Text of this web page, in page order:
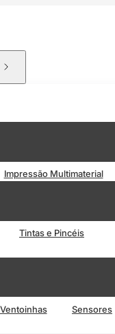
Impressão Multimaterial
Tintas e Pincéis
Ventoinhas Sensores